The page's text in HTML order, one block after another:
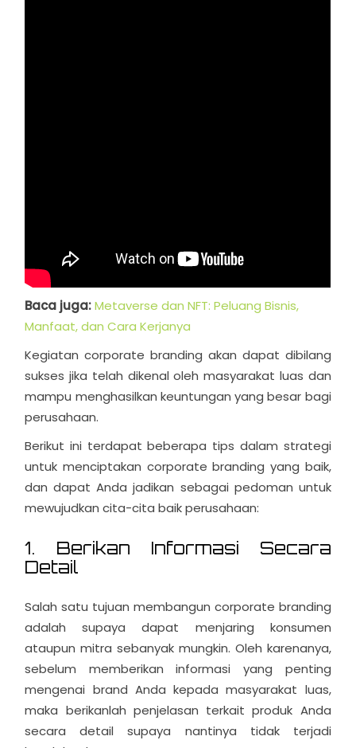
Baca juga: Metaverse dan NFT: Peluang Bisnis,
Manfaat, dan Cara Kerjanya
Kegiatan corporate branding akan dapat dibilang
sukses jika telah dikenal oleh masyarakat luas dan
mampu menghasilkan keuntungan yang besar bagi
perusahaan.
Berikut ini terdapat beberapa tips dalam strategi
untuk menciptakan corporate branding yang baik,
dan dapat Anda jadikan sebagai pedoman untuk
mewujudkan cita-cita baik perusahaan:
1. Berikan Informasi Secara
Detail
Salah satu tujuan membangun corporate branding
adalah supaya dapat menjaring konsumen
ataupun mitra sebanyak mungkin. Oleh karenanya,
sebelum memberikan informasi yang penting
mengenai brand Anda kepada masyarakat luas,
maka berikanlah penjelasan terkait produk Anda
secara detail supaya nantinya tidak terjadi